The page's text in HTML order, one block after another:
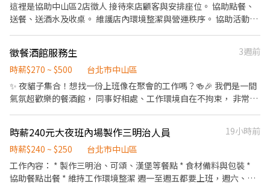
心。不論是單獨一人、與家人一起、朋友一起，皆可享受用餐的樂
趣。
備料、進貨盤點 《外場》:接待服務顧客、收銀結帳、環境整潔 ★開
朗活潑有笑容 ★ＳＯＰ專業流程 ★無經驗可 ★提供完善職前教育訓
飲集團。 我們堅持使用安全及高品質的食材，當場現點現作提供美
味可口的日本國民美食-牛丼/咖哩，並以舒適衛生的用餐環境、熱
心。不論是單獨一人、與家人一起、朋友一起，皆可享受用餐的樂
趣。
這裡是協助中山區2店徵人 接待來店顧客與安排座位。 協助點餐、
送餐、送酒水及收桌。 維護店內環境整潔與營運秩序。 協助活動執
起（依工作表現與經驗調整）。 另有績效獎金、開桌獎金及其他獎
勵制度。 應徵條件 無經驗可，公司提供完整教育訓練。 具服務熱
忱、責任感，喜歡與人互動。 有餐飲或服務業經驗者佳。 工作地
點： 台北市中山區民生東路一段 80 號 1 樓 歡迎學生、兼職、二度
徵餐酒館服務生
3週前
時薪$270 ~ $500
台北市中山區
✨ 夜貓子集合！想找一份上班像在聚會的工作嗎？🍻🎉 我們是一間
氣氛超歡樂的餐酒館， 同事好相處、工作環境自在不拘束， 非常適
讓客人玩得開心 • 維持桌面整潔與環境整理 💰 薪資福利 • 時薪
250 元起 • 全勤獎金 ✨ • 小費自己收 💵 • 額外獎金制度，努力看
得見 ⏰ 工作時間 • 營業時間：20:00－04:00 • 每週至少排班 1 天
• 雙週排班制，時間自由好安排 🌟 不需要相關經驗，有服務熱忱最
時薪240元大夜班內場製作三明治人員
19小時前
時薪$240 ~ $250
台北市中山區
工作內容： * 製作三明治、可頌、漢堡等餐點 * 食材備料與包裝 *
協助餐點出餐 * 維持工作環境整潔 週一至週五都要上班，週六、週